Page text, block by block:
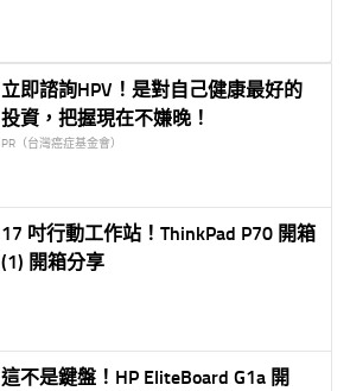
立即諮詢HPV！是對自己健康最好的
投資，把握現在不嫌晚！
PR（台灣癌症基金會）
17 吋行動工作站！ThinkPad P70 開箱
(1) 開箱分享
這不是鍵盤！HP EliteBoard G1a 開